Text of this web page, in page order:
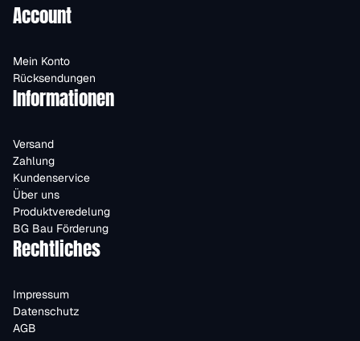
Account
Mein Konto
Rücksendungen
Informationen
Versand
Zahlung
Kundenservice
Über uns
Produktveredelung
BG Bau Förderung
Rechtliches
Impressum
Datenschutz
AGB